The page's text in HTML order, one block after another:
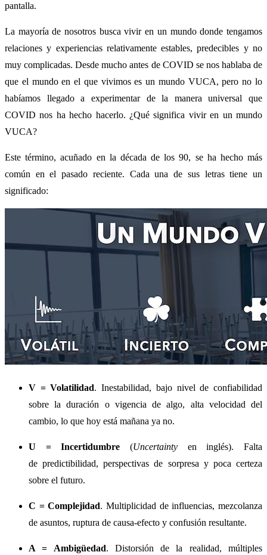
pantalla.
La mayoría de nosotros busca vivir en un mundo donde tengamos
relaciones y experiencias relativamente estables, predecibles y no
muy complicadas. Desde mucho antes de COVID se nos hablaba de
que el mundo en el que vivimos es un mundo VUCA, pero no lo
habíamos llegado a experimentar de la manera universal que
COVID nos ha hecho hacerlo. ¿Qué significa vivir en un mundo
VUCA?
Este término, acuñado en la década de los 90, se ha hecho más
común en el pasado reciente. Cada una de sus letras tiene un
significado:
V = Volatilidad. Inestabilidad, bajo nivel de confiabilidad
sobre la duración o vigencia de algo, alta velocidad del
cambio, lo que hoy está mañana ya no.
U = Incertidumbre (Uncertainty en inglés). Falta
de predictibilidad, perspectivas de sorpresa y poca certeza
sobre el futuro.
C = Complejidad. Multiplicidad de influencias, mezcolanza
de asuntos, ruptura de causa-efecto y confusión resultante.
A = Ambigüedad. Distorsión de la realidad, múltiples